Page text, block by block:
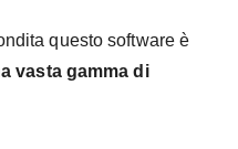
questo software è
vasta gamma di